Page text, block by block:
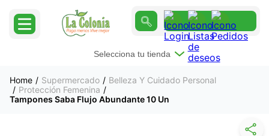
Selecciona tu tienda
Supermercado
Belleza Y Cuidado Personal
Protección Femenina
Tampones Saba Flujo Abundante 10 Un